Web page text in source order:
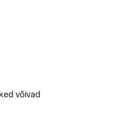
võivad